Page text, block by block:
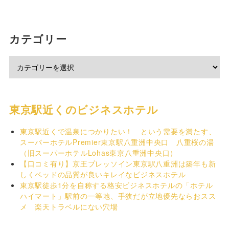
カテゴリー
東京駅近くのビジネスホテル
東京駅近くで温泉につかりたい！ という需要を満たす、
スーパーホテルPremier東京駅八重洲中央口 八重桜の湯
（旧スーパーホテルLohas東京八重洲中央口）
【口コミ有り】京王プレッソイン東京駅八重洲は築年も新
しくベッドの品質が良いキレイなビジネスホテル
東京駅徒歩1分を自称する格安ビジネスホテルの「ホテル
ハイマート」駅前の一等地、手狭だが立地優先ならおスス
メ 楽天トラベルにない穴場